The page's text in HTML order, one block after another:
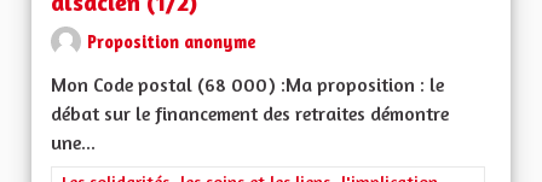
Proposition anonyme
Mon Code postal (68 000) :Ma proposition : le
débat sur le financement des retraites démontre
une...